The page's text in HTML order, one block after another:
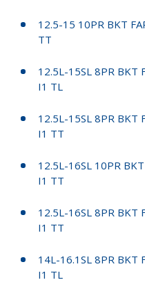
12.5-15 10PR BKT
TT
12.5L-15SL 8PR BKT
I1 TL
12.5L-15SL 8PR BKT
I1 TT
12.5L-16SL 10PR
I1 TT
12.5L-16SL 8PR BKT
I1 TT
14L-16.1SL 8PR BKT
I1 TL